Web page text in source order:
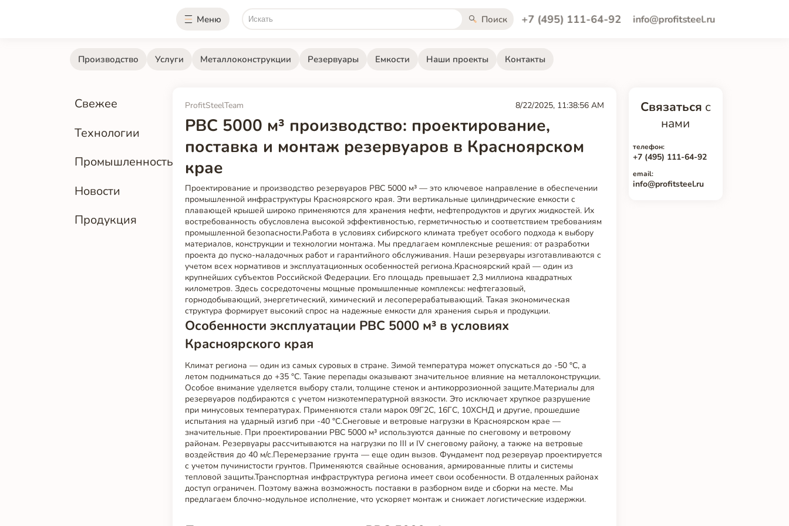
Меню Поиск +7 (495) 111-64-92 info@profitsteel.ru
Производство Услуги Металлоконструкции Резервуары Емкости Наши проекты Контакты
Свежее
Технологии
Промышленность
Новости
Продукция
ProfitSteelTeam 8/22/2025, 11:38:56 AM
РВС 5000 м³ производство: проектирование,
поставка и монтаж резервуаров в Красноярском
крае
Проектирование и производство резервуаров РВС 5000 м³ — это ключевое направление в обеспечении
промышленной инфраструктуры Красноярского края. Эти вертикальные цилиндрические емкости с
плавающей крышей широко применяются для хранения нефти, нефтепродуктов и других жидкостей. Их
востребованность обусловлена высокой эффективностью, герметичностью и соответствием требованиям
промышленной безопасности.Работа в условиях сибирского климата требует особого подхода к выбору
материалов, конструкции и технологии монтажа. Мы предлагаем комплексные решения: от разработки
проекта до пуско-наладочных работ и гарантийного обслуживания. Наши резервуары изготавливаются с
учетом всех нормативов и эксплуатационных особенностей региона.Красноярский край — один из
крупнейших субъектов Российской Федерации. Его площадь превышает 2,3 миллиона квадратных
километров. Здесь сосредоточены мощные промышленные комплексы: нефтегазовый,
горнодобывающий, энергетический, химический и лесоперерабатывающий. Такая экономическая
структура формирует высокий спрос на надежные емкости для хранения сырья и продукции.
Особенности эксплуатации РВС 5000 м³ в условиях
Красноярского края
Климат региона — один из самых суровых в стране. Зимой температура может опускаться до -50 °C, а
летом подниматься до +35 °C. Такие перепады оказывают значительное влияние на металлоконструкции.
Особое внимание уделяется выбору стали, толщине стенок и антикоррозионной защите.Материалы для
резервуаров подбираются с учетом низкотемпературной вязкости. Это исключает хрупкое разрушение
при минусовых температурах. Применяются стали марок 09Г2С, 16ГС, 10ХСНД и другие, прошедшие
испытания на ударный изгиб при -40 °C.Снеговые и ветровые нагрузки в Красноярском крае —
значительные. При проектировании РВС 5000 м³ используются данные по снеговому и ветровому
районам. Резервуары рассчитываются на нагрузки по III и IV снеговому району, а также на ветровые
воздействия до 40 м/с.Перемерзание грунта — еще один вызов. Фундамент под резервуар проектируется
с учетом пучинистости грунтов. Применяются свайные основания, армированные плиты и системы
тепловой защиты.Транспортная инфраструктура региона имеет свои особенности. В отдаленных районах
доступ ограничен. Поэтому важна возможность поставки в разборном виде и сборки на месте. Мы
предлагаем блочно-модульное исполнение, что ускоряет монтаж и снижает логистические издержки.
Связаться с
нами
телефон:
+7 (495) 111-64-92
email:
info@profitsteel.ru